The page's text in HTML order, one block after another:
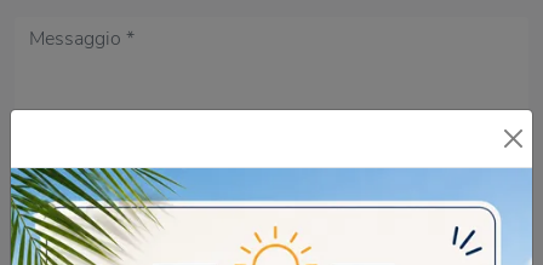
Acconsento all'informativa sulla
DOMANDA DI SICUREZZA